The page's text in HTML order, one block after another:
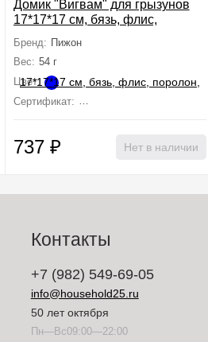
Домик "Вигвам" для грызунов
17*17*17 см, бязь, флис,
Бренд: Пижон
Вес: 54 г
Цвет:
Сертификат: Не подлежит сертификации
737 ₽ Нет в наличии
Контакты
+7 (982) 549-69-05
info@household25.ru
50 лет октября
Пн—Вс09:00—22:00